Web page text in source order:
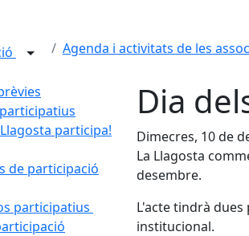
Agenda i activitats de les
participa!
de participació
participatius
Dia
Dimecres, 10 de
La Llagosta
desembre.
L'acte tindrà dues
institucional.